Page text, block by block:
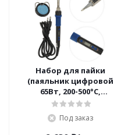
Набор для пайки
(паяльник цифровой
65Вт, 200-500°C,
подставка с губкой,
набор из 5 жал) REXANT
Под заказ